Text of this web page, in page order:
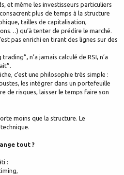
et même les investisseurs particuliers
plus de temps à la structure
tailles de capitalisation,
qu’à tenter de prédire le marché.
pas enrichi en tirant des lignes sur des
n’a jamais calculé de RSI, n’a
c’est une philosophie très simple :
les intégrer dans un portefeuille
de risques, laisser le temps faire son
moins que la structure. Le
tout ?
: